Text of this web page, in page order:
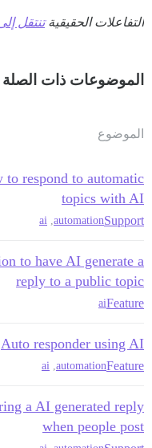
التفاعلات الحقيقيةتنتقل
الموضوعات ذات الصلة
الموضوع
to respond to automatic
topics with AI
Support
automation
,
ai
to have AI generate a
reply to a public topic
Feature
ai
Auto responder using AI
Feature
automation
,
ai
a AI generated reply
when people post